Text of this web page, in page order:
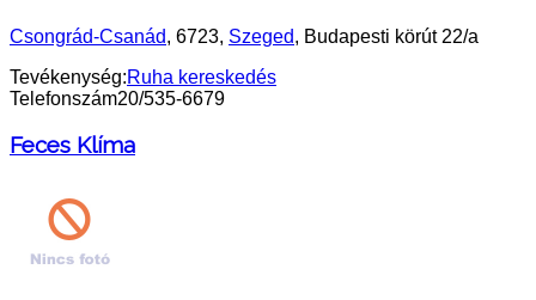
Csongrád-Csanád, 6723, Szeged, Budapesti körút 22/a
Tevékenység:Ruha kereskedés
Telefonszám20/535-6679
Feces Klíma